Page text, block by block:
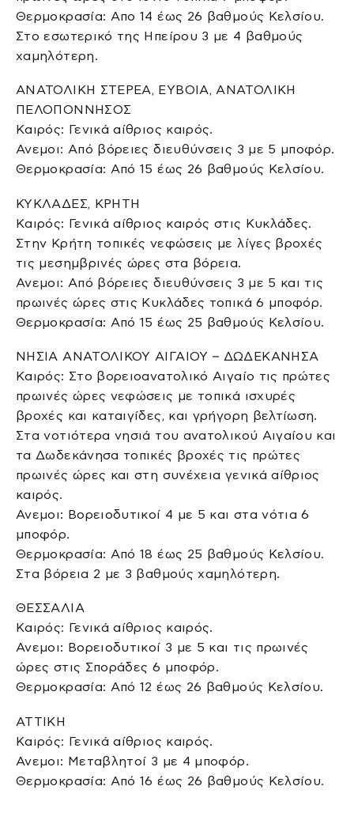
Θερμοκρασία: Απο 14 έως 26 βαθμούς Κελσίου.
Στο εσωτερικό της Ηπείρου 3 με 4 βαθμούς
χαμηλότερη.
ΑΝΑΤΟΛΙΚΗ ΣΤΕΡΕΑ, ΕΥΒΟΙΑ, ΑΝΑΤΟΛΙΚΗ
ΠΕΛΟΠΟΝΝΗΣΟΣ
Καιρός: Γενικά αίθριος καιρός.
Ανεμοι: Από βόρειες διευθύνσεις 3 με 5 μποφόρ.
Θερμοκρασία: Από 15 έως 26 βαθμούς Κελσίου.
ΚΥΚΛΑΔΕΣ, ΚΡΗΤΗ
Καιρός: Γενικά αίθριος καιρός στις Κυκλάδες.
Στην Κρήτη τοπικές νεφώσεις με λίγες βροχές
τις μεσημβρινές ώρες στα βόρεια.
Ανεμοι: Από βόρειες διευθύνσεις 3 με 5 και τις
πρωινές ώρες στις Κυκλάδες τοπικά 6 μποφόρ.
Θερμοκρασία: Από 15 έως 25 βαθμούς Κελσίου.
ΝΗΣΙΑ ΑΝΑΤΟΛΙΚΟΥ ΑΙΓΑΙΟΥ – ΔΩΔΕΚΑΝΗΣΑ
Καιρός: Στο βορειοανατολικό Αιγαίο τις πρώτες
πρωινές ώρες νεφώσεις με τοπικά ισχυρές
βροχές και καταιγίδες, και γρήγορη βελτίωση.
Στα νοτιότερα νησιά του ανατολικού Αιγαίου και
τα Δωδεκάνησα τοπικές βροχές τις πρώτες
πρωινές ώρες και στη συνέχεια γενικά αίθριος
καιρός.
Ανεμοι: Βορειοδυτικοί 4 με 5 και στα νότια 6
μποφόρ.
Θερμοκρασία: Από 18 έως 25 βαθμούς Κελσίου.
Στα βόρεια 2 με 3 βαθμούς χαμηλότερη.
ΘΕΣΣΑΛΙΑ
Καιρός: Γενικά αίθριος καιρός.
Ανεμοι: Βορειοδυτικοί 3 με 5 και τις πρωινές
ώρες στις Σποράδες 6 μποφόρ.
Θερμοκρασία: Από 12 έως 26 βαθμούς Κελσίου.
ΑΤΤΙΚΗ
Καιρός: Γενικά αίθριος καιρός.
Ανεμοι: Μεταβλητοί 3 με 4 μποφόρ.
Θερμοκρασία: Από 16 έως 26 βαθμούς Κελσίου.